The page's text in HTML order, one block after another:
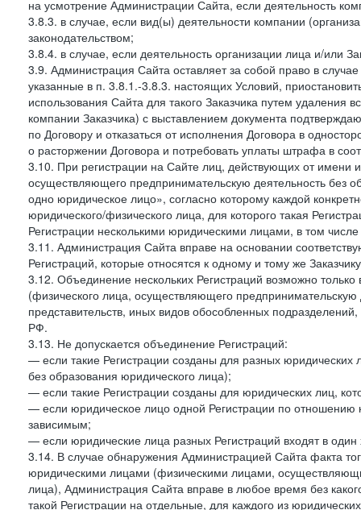
на усмотрение Администрации Сайта, если деятельность
3.8.3. в случае, если вид(ы) деятельности компании
законодательством;
3.8.4. в случае, если деятельность организации лица и/или
3.9. Администрация Сайта оставляет за собой право в
указанные в п. 3.8.1.-3.8.3. настоящих Условий,
использования Сайта для такого Заказчика путем
компании Заказчика) с выставлением документа
по Договору и отказаться от исполнения Договора в
о расторжении Договора и потребовать уплаты штрафа в
3.10. При регистрации на Сайте лиц, действующих от имени
осуществляющего предпринимательскую деятельность без
одно юридическое лицо», согласно которому каждой
юридического/физического лица, для которого такая
Регистрации несколькими юридическими лицами, в том
3.11. Администрация Сайта вправе на основании
Регистраций, которые относятся к одному и тому же
3.12. Объединение нескольких Регистраций возможно
(физического лица, осуществляющего
представительств, иных видов обособленных
РФ.
3.13. Не допускается объединение Регистраций:
— если такие Регистрации созданы для разных
без образования юридического лица);
— если такие Регистрации созданы для юридических лиц,
— если юридическое лицо одной Регистрации по отношению
зависимым;
— если юридические лица разных Регистраций входят в
3.14. В случае обнаружения Администрацией Сайта факта
юридическими лицами (физическими лицами,
лица), Администрация Сайта вправе в любое время без
такой Регистрации на отдельные, для каждого из